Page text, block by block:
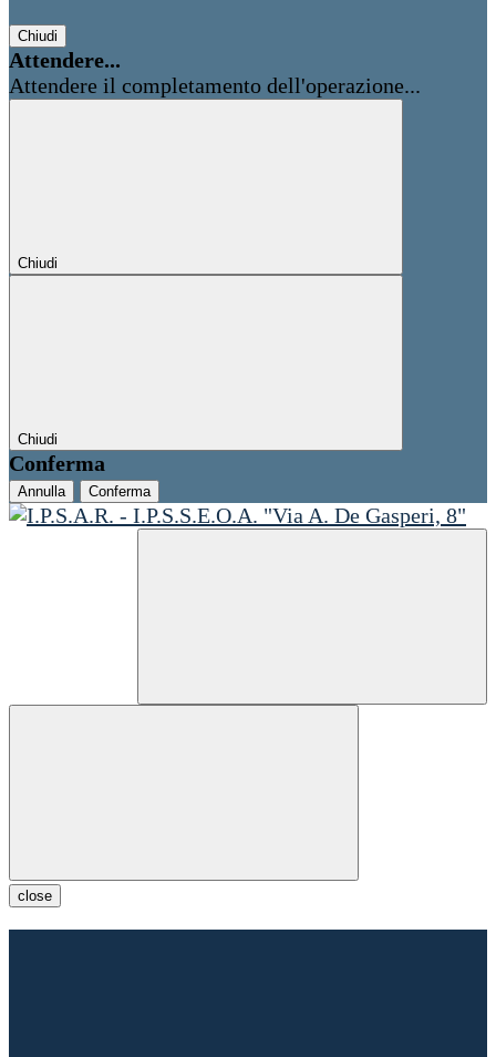
Chiudi
Attendere...
Attendere il completamento dell'operazione...
Chiudi
Chiudi
Conferma
Annulla Conferma
close